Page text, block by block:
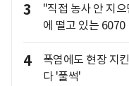
3
"직접 농사 안 지
에 떨고 있는 6070
4
폭염에도 현장 지
다 '풀썩'